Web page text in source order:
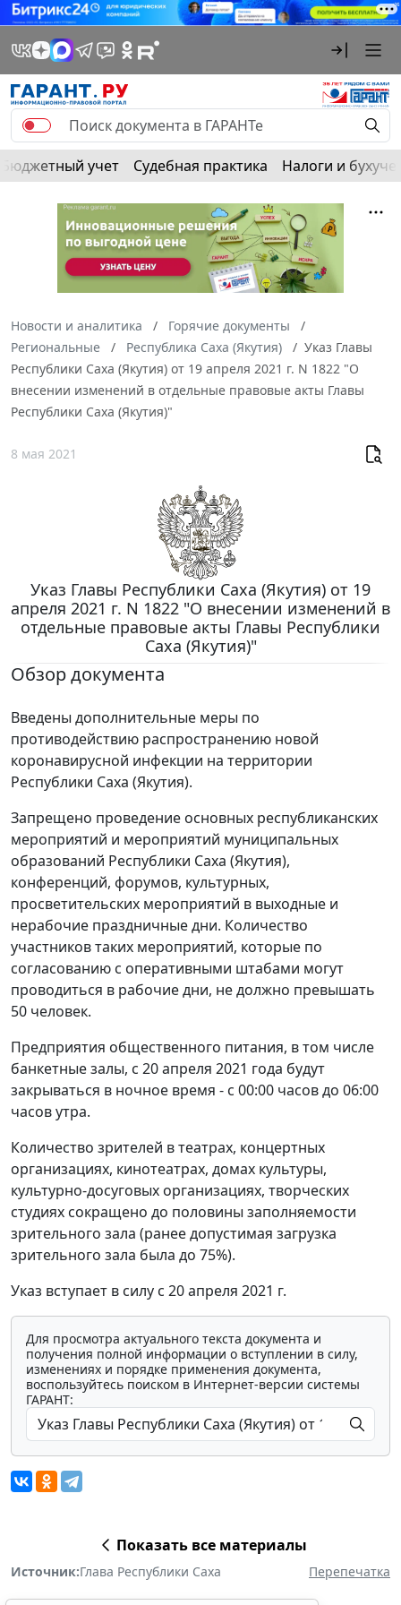
Бюджетный учет Судебная практика Налоги и
Новости и аналитика
Горячие документы
Региональные
Республика Саха (Якутия)
Указ Главы
Республики Саха (Якутия) от 19 апреля 2021 г. N 1822 "О
внесении изменений в отдельные правовые акты Главы
Республики Саха (Якутия)"
8 мая 2021
Указ Главы Республики Саха (Якутия) от 19
апреля 2021 г. N 1822 "О внесении изменений в
отдельные правовые акты Главы Республики
Саха (Якутия)"
Обзор документа
Введены дополнительные меры по
противодействию распространению новой
коронавирусной инфекции на территории
Республики Саха (Якутия).
Запрещено проведение основных республиканских
мероприятий и мероприятий муниципальных
образований Республики Саха (Якутия),
конференций, форумов, культурных,
просветительских мероприятий в выходные и
нерабочие праздничные дни. Количество
участников таких мероприятий, которые по
согласованию с оперативными штабами могут
проводиться в рабочие дни, не должно превышать
50 человек.
Предприятия общественного питания, в том числе
банкетные залы, с 20 апреля 2021 года будут
закрываться в ночное время - с 00:00 часов до 06:00
часов утра.
Количество зрителей в театрах, концертных
организациях, кинотеатрах, домах культуры,
культурно-досуговых организациях, творческих
студиях сокращено до половины заполняемости
зрительного зала (ранее допустимая загрузка
зрительного зала была до 75%).
Указ вступает в силу с 20 апреля 2021 г.
Для просмотра актуального текста документа и
получения полной информации о вступлении в силу,
изменениях и порядке применения документа,
воспользуйтесь поиском в Интернет-версии системы
ГАРАНТ:
Показать все материалы
Источник:Глава Республики Саха Перепечатка